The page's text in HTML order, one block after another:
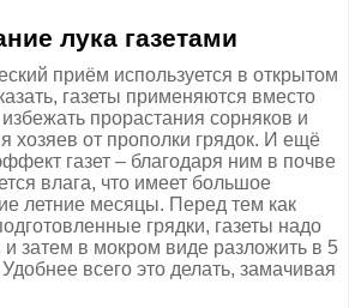
лука газетами
приём используется в открытом
газеты применяются вместо
прорастания сорняков и
хозяев от прополки грядок. И ещё
газет – благодаря ним в почве
влага, что имеет большое
летние месяцы. Перед тем как
грядки, газеты надо
и затем в мокром виде разложить в 5
всего это делать, замачивая